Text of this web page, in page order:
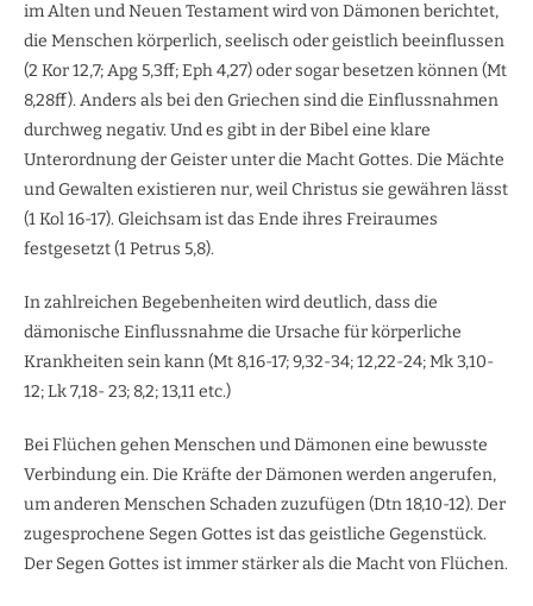
im Alten und Neuen Testament wird von Dämonen berichtet,
die Menschen körperlich, seelisch oder geistlich beeinflussen
(2 Kor 12,7; Apg 5,3ff; Eph 4,27) oder sogar besetzen können (Mt
8,28ff). Anders als bei den Griechen sind die Einflussnahmen
durchweg negativ. Und es gibt in der Bibel eine klare
Unterordnung der Geister unter die Macht Gottes. Die Mächte
und Gewalten existieren nur, weil Christus sie gewähren lässt
(1 Kol 16-17). Gleichsam ist das Ende ihres Freiraumes
festgesetzt (1 Petrus 5,8).
In zahlreichen Begebenheiten wird deutlich, dass die
dämonische Einflussnahme die Ursache für körperliche
Krankheiten sein kann (Mt 8,16-17; 9,32-34; 12,22-24; Mk 3,10-
12; Lk 7,18- 23; 8,2; 13,11 etc.)
Bei Flüchen gehen Menschen und Dämonen eine bewusste
Verbindung ein. Die Kräfte der Dämonen werden angerufen,
um anderen Menschen Schaden zuzufügen (Dtn 18,10-12). Der
zugesprochene Segen Gottes ist das geistliche Gegenstück.
Der Segen Gottes ist immer stärker als die Macht von Flüchen.